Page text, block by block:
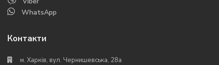
WhatsApp
Контакти
м. Харків, вул. Чернишевська, 28а